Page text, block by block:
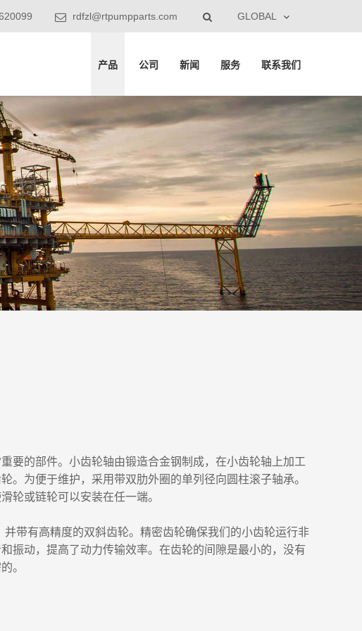
GLOBAL
rdfzl@rtpumpparts.com
产品 公司 新闻 服务 联系我们
要的部件。小齿轮轴由锻造合金钢制成，在小齿轮轴上加工
。为便于维护，采用带双肋外圈的单列径向圆柱滚子轴承。
轮或链轮可以安装在任一端。
并带有高精度的双斜齿轮。精密齿轮确保我们的小齿轮运行非
振动，提高了动力传输效率。在齿轮的间隙是最小的，没有
。